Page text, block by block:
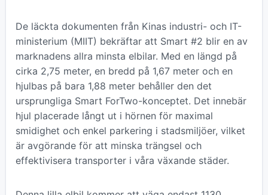
De läckta dokumenten från Kinas industri- och IT-
ministerium (MIIT) bekräftar att Smart #2 blir en av
marknadens allra minsta elbilar. Med en längd på
cirka 2,75 meter, en bredd på 1,67 meter och en
hjulbas på bara 1,88 meter behåller den det
ursprungliga Smart ForTwo-konceptet. Det innebär
hjul placerade långt ut i hörnen för maximal
smidighet och enkel parkering i stadsmiljöer, vilket
är avgörande för att minska trängsel och
effektivisera transporter i våra växande städer.